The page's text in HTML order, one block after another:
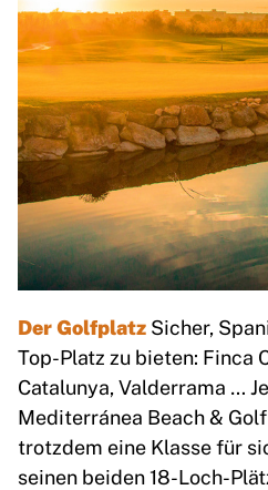
Der Golfplatz Sicher,
Top-Platz zu bieten: Finca
Catalunya, Valderrama …
Mediterránea Beach &
trotzdem eine Klasse für
seinen beiden 18-Loch-